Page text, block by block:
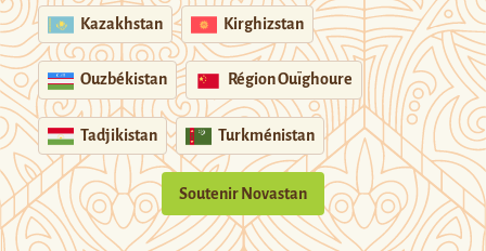
Kazakhstan Kirghizstan
Ouzbékistan Région Ouïghoure
Tadjikistan Turkménistan
Soutenir Novastan